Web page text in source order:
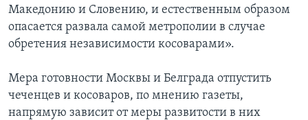
Македонию и Словению, и естественным образом
опасается развала самой метрополии в случае
обретения независимости косоварами».
Мера готовности Москвы и Белграда отпустить
чеченцев и косоваров, по мнению газеты,
напрямую зависит от меры развитости в них